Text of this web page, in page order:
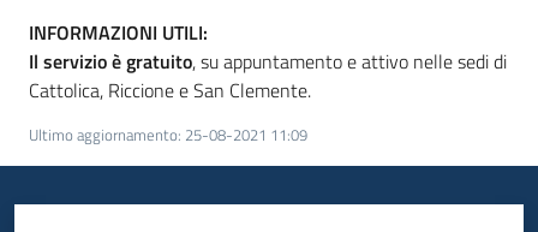
INFORMAZIONI UTILI:
Il servizio è gratuito, su appuntamento e attivo nelle sedi di
Cattolica, Riccione e San Clemente.
Ultimo aggiornamento: 25-08-2021 11:09